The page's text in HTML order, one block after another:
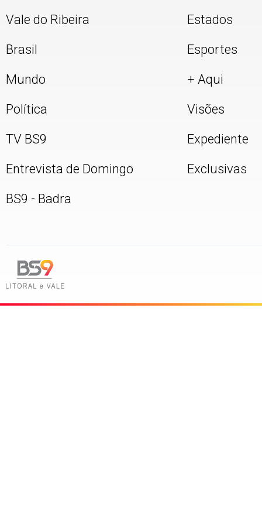
Vale do Ribeira
Brasil
Mundo
Política
TV BS9
Entrevista de Domingo
BS9 - Badra
Estados
Esportes
+ Aqui
Visões
Expediente
Exclusivas